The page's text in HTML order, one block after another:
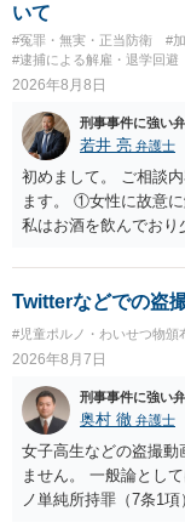
いて
#冤罪・無実・正当防衛 #
#逮捕による解雇・退学回避
2026年8月8日
刑事事件に強い
若井 亮 弁護士
初めまして。 ご相談
ます。 ①女性に故意に
私はお酒を飲んでお
いた場合、故意だと
故意があると判断さ
捕、呼び出しされる可
まっただけであり、さ
とからすると、この後
す。 ③逮捕呼び出しま
能性があると考えれば
極めて低いと思いま
Twitterなどでの盗
#児童ポルノ・わいせつ物頒
2026年8月7日
刑事事件に強い
奥村 徹 弁護士
女子高生などの盗撮動
ません。 一般論とし
ノ単純所持罪（7条1項